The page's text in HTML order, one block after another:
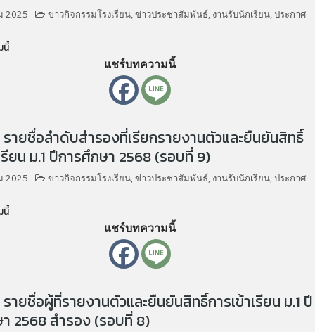
2025 ข่าวกิจกรรมโรงเรียน ,ข่าวประชาสัมพันธ์ งานรับนักเรียน ,ประกาศ
นี้
แชร์บทความนี้
รายชื่อลำดับสำรองที่เรียกรายงานตัวและยืนยันสิทธิ์
รียน ม.1 ปีการศึกษา 2568 (รอบที่ 9)
2025 ข่าวกิจกรรมโรงเรียน ,ข่าวประชาสัมพันธ์ งานรับนักเรียน ,ประกาศ
นี้
แชร์บทความนี้
ายชื่อผู้ที่รายงานตัวและยืนยันสิทธิ์การเข้าเรียน ม.1 ปี
2568 สำรอง (รอบที่ 8)